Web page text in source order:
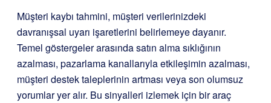
Müşteri kaybı tahmini, müşteri verilerinizdeki
davranışsal uyarı işaretlerini belirlemeye dayanır.
Temel göstergeler arasında satın alma sıklığının
azalması, pazarlama kanallarıyla etkileşimin azalması,
müşteri destek taleplerinin artması veya son olumsuz
yorumlar yer alır. Bu sinyalleri izlemek için bir araç